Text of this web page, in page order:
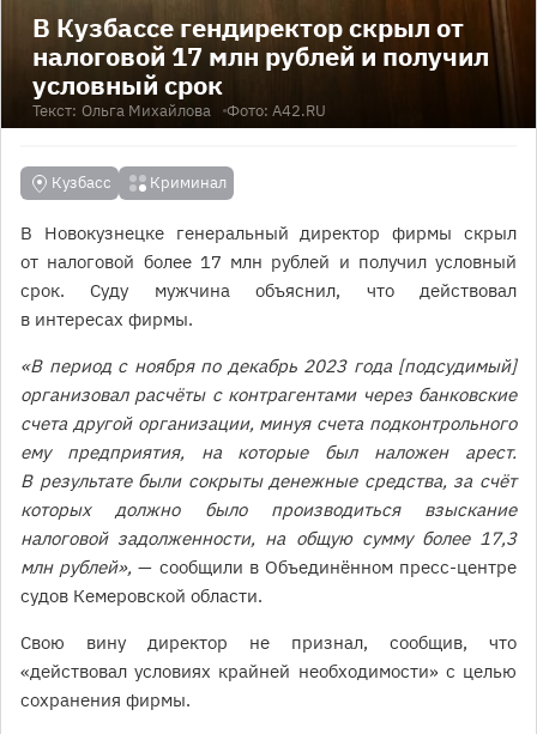
В Кузбассе гендиректор скрыл от
налоговой 17 млн рублей и получил
условный срок
Текст: Ольга Михайлова Фото: A42.RU
Кузбасс Криминал
В Новокузнецке генеральный директор фирмы скрыл
от налоговой более 17 млн рублей и получил условный
срок. Суду мужчина объяснил, что действовал
в интересах фирмы.
«В период с ноября по декабрь 2023 года [подсудимый]
организовал расчёты с контрагентами через банковские
счета другой организации, минуя счета подконтрольного
ему предприятия, на которые был наложен арест.
В результате были сокрыты денежные средства, за счёт
которых должно было производиться взыскание
налоговой задолженности, на общую сумму более 17,3
млн рублей»,— сообщили в Объединённом пресс-центре
судов Кемеровской области.
Свою вину директор не признал, сообщив, что
«действовал условиях крайней необходимости» с целью
сохранения фирмы.